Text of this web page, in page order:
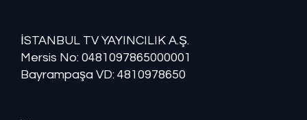
İSTANBUL TV YAYINCILIK A.Ş.
Mersis No: ​​0481097865000001
Bayrampaşa VD: 4810978650